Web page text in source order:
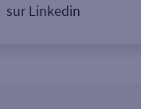
sur Linkedin